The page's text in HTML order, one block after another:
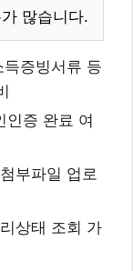
많습니다.
증빙서류 등
인증 완료 여
부파일 업로
상태 조회 가